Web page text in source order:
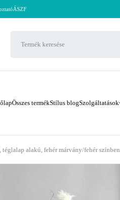
ÁSZF
Összes termékStílus blogSzolgáltatások
alakú, fehér márvány/fehér színben